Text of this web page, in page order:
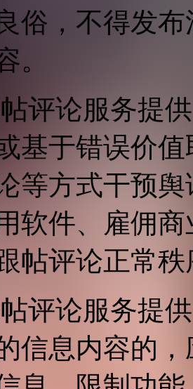
俗，不得发
。
评论服务提
基于错误价
等方式干预
软件、雇佣
帖评论正常
评论服务提
信息内容的